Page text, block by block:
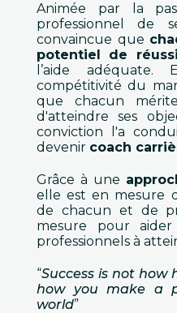
Animée par la
professionnel de
convaincue que
potentiel de
l’aide
compétitivité du
que chacun
d'atteindre ses
conviction l'a
devenir coach
Grâce à une
elle est en mesure
de chacun et de
mesure pour
professionnels à
“Success is not how
how you make a
world”